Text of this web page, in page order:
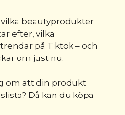
beautyprodukter
efter, vilka
på Tiktok – och
om just nu.
om att din produkt
Då kan du köpa